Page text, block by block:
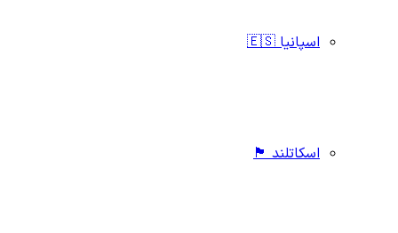
اسپانیا 🇪🇸
اسکاتلند 🏴󠁧󠁢󠁳󠁣󠁴󠁿